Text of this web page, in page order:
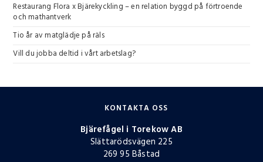
Restaurang Flora x Bjärekyckling – en relation byggd på förtroende
och mathantverk
Tio år av matglädje på räls
Vill du jobba deltid i vårt arbetslag?
KONTAKTA OSS
Bjärefågel i Torekow AB
Slättarödsvägen 225
269 95 Båstad